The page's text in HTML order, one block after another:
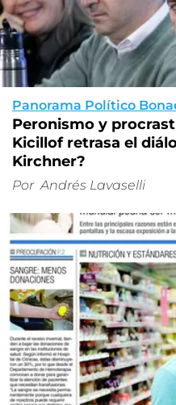
Panorama Político
Peronismo y
Kicillof retrasa el
Kirchner?
Por Andrés Lavaselli